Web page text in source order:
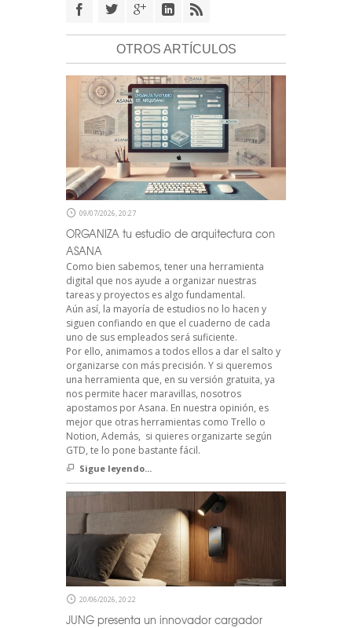
OTROS ARTÍCULOS
09/07/2026, 20:27
ORGANIZA tu estudio de arquitectura con
ASANA
Como bien sabemos, tener una herramienta
digital que nos ayude a organizar nuestras
tareas y proyectos es algo fundamental.
Aún así, la mayoría de estudios no lo hacen y
siguen confiando en que el cuaderno de cada
uno de sus empleados será suficiente.
Por ello, animamos a todos ellos a dar el salto y
organizarse con más precisión. Y si queremos
una herramienta que, en su versión gratuita, ya
nos permite hacer maravillas, nosotros
apostamos por Asana. En nuestra opinión, es
mejor que otras herramientas como Trello o
Notion, Además, si quieres organizarte según
GTD, te lo pone bastante fácil.
Sigue leyendo...
20/06/2026, 20:22
JUNG presenta un innovador cargador